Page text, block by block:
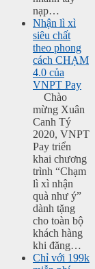
nạp…
Nhận lì xì
siêu chất
theo phong
cách CHẠM
4.0 của
VNPT Pay
Chào
mừng Xuân
Canh Tý
2020, VNPT
Pay triển
khai chương
trình “Chạm
lì xì nhận
quà như ý”
dành tặng
cho toàn bộ
khách hàng
khi đăng…
Chỉ với 199k